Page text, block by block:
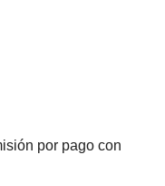
por pago con